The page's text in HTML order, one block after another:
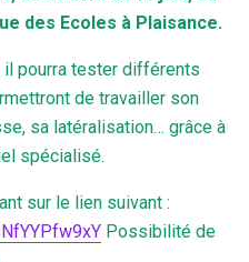
des Ecoles à Plaisance.
il pourra tester différents
de travailler son
sa latéralisation… grâce à
spécialisé.
sur le lien suivant :
Possibilité de